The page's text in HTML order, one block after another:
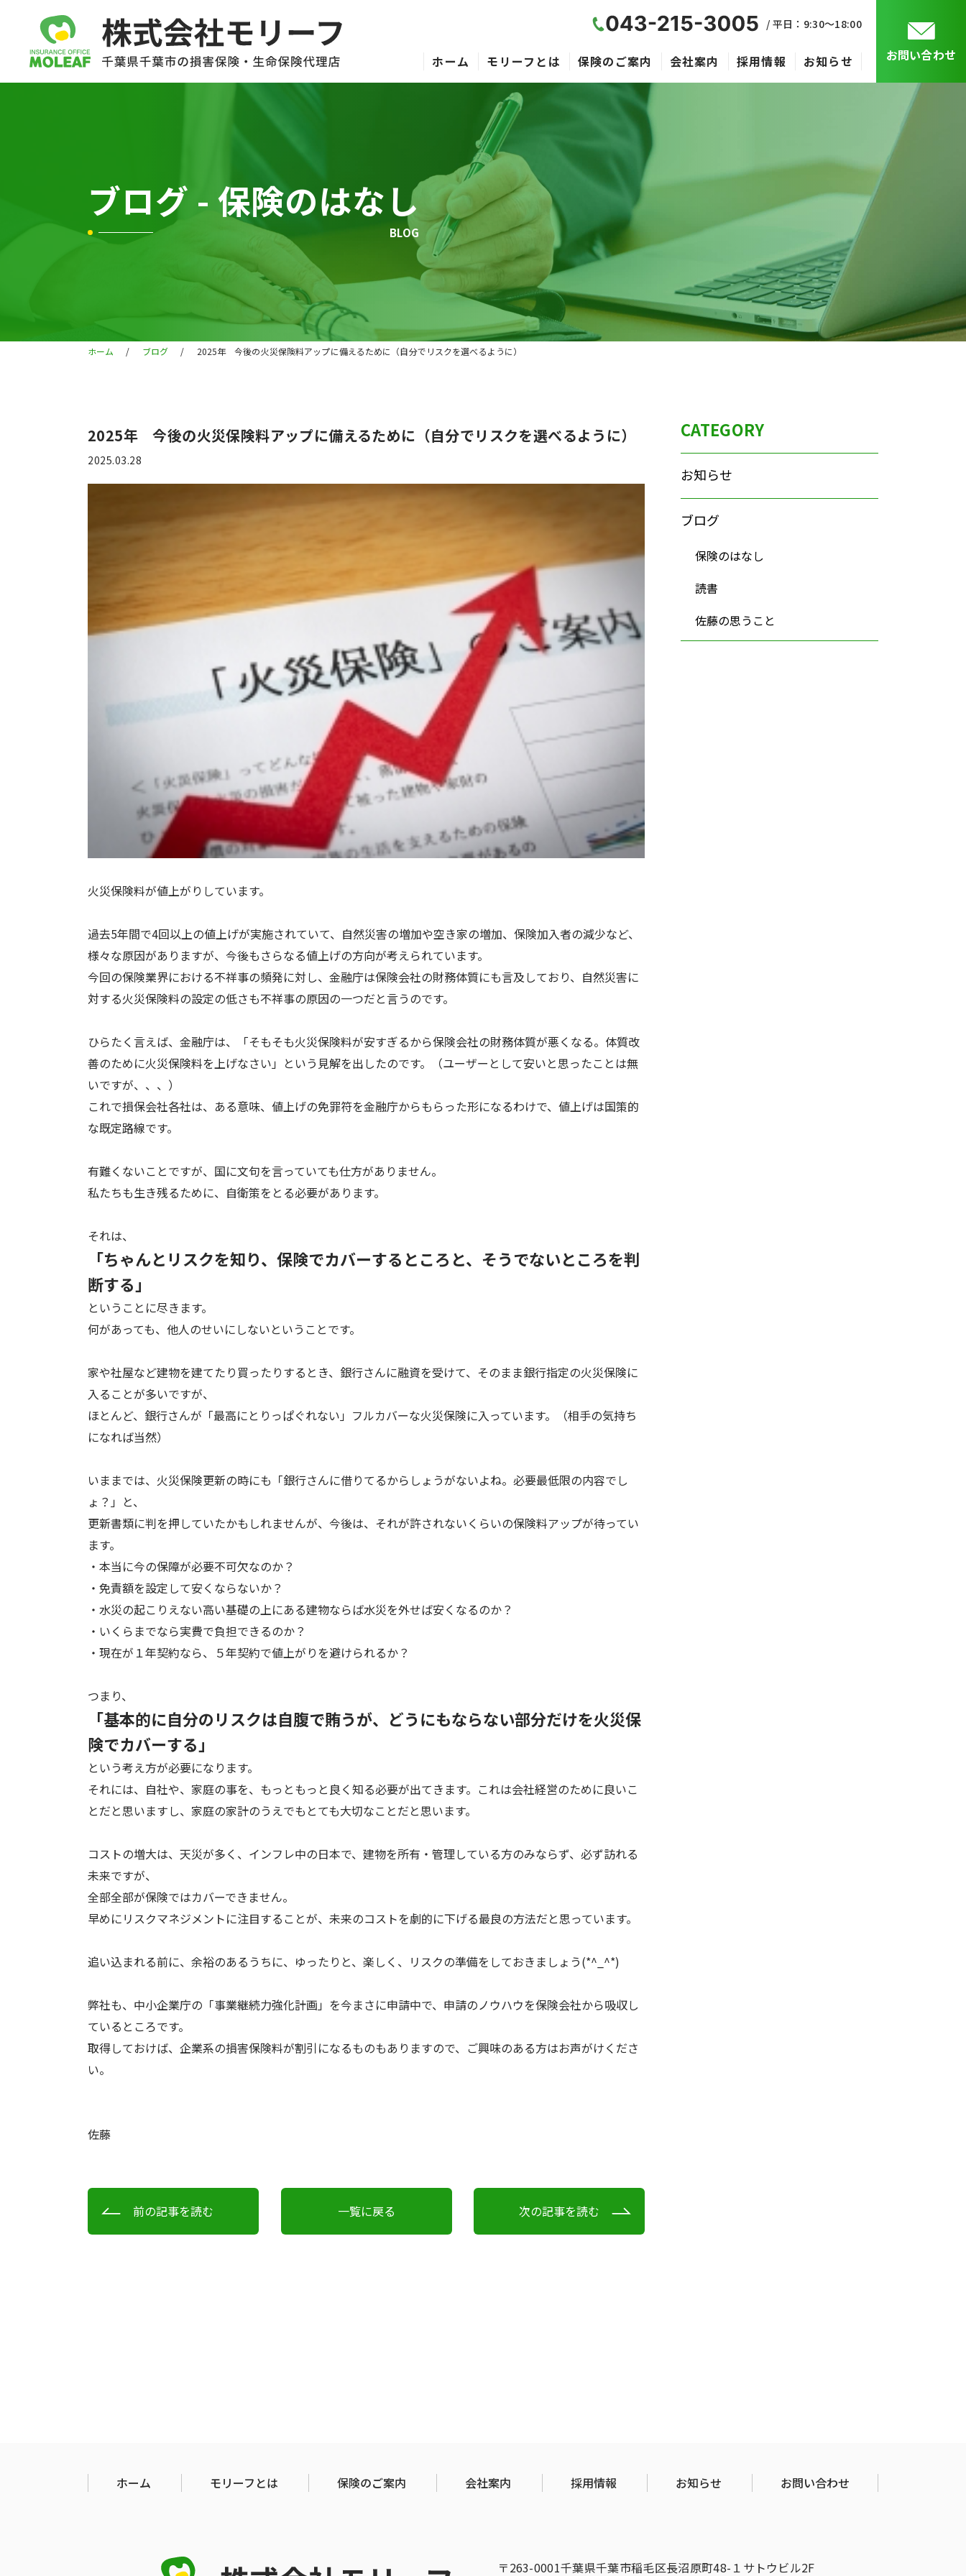
/ 平日：9:30〜18:00
ホーム モリーフとは 保険のご案内 会社案内 採用情報 お知らせ お問い合わせ
ブログ - 保険のはなし
BLOG
ホーム / ブログ / 2025年 今後の火災保険料アップに備えるために（自分でリスクを選べるように）
2025年 今後の火災保険料アップに備えるために（自分でリスクを選べるように）
2025.03.28
火災保険料が値上がりしています。
過去5年間で4回以上の値上げが実施されていて、自然災害の増加や空き家の増加、保険加入者の減少など、
様々な原因がありますが、今後もさらなる値上げの方向が考えられています。
今回の保険業界における不祥事の頻発に対し、金融庁は保険会社の財務体質にも言及しており、自然災害に
対する火災保険料の設定の低さも不祥事の原因の一つだと言うのです。
ひらたく言えば、金融庁は、「そもそも火災保険料が安すぎるから保険会社の財務体質が悪くなる。体質改
善のために火災保険料を上げなさい」という見解を出したのです。（ユーザーとして安いと思ったことは無
いですが、、、）
これで損保会社各社は、ある意味、値上げの免罪符を金融庁からもらった形になるわけで、値上げは国策的
な既定路線です。
有難くないことですが、国に文句を言っていても仕方がありません。
私たちも生き残るために、自衛策をとる必要があります。
それは、
「ちゃんとリスクを知り、保険でカバーするところと、そうでないところを判
断する」
ということに尽きます。
何があっても、他人のせいにしないということです。
家や社屋など建物を建てたり買ったりするとき、銀行さんに融資を受けて、そのまま銀行指定の火災保険に
入ることが多いですが、
ほとんど、銀行さんが「最高にとりっぱぐれない」フルカバーな火災保険に入っています。（相手の気持ち
になれば当然）
いままでは、火災保険更新の時にも「銀行さんに借りてるからしょうがないよね。必要最低限の内容でし
ょ？」と、
更新書類に判を押していたかもしれませんが、今後は、それが許されないくらいの保険料アップが待ってい
ます。
・本当に今の保障が必要不可欠なのか？
・免責額を設定して安くならないか？
・水災の起こりえない高い基礎の上にある建物ならば水災を外せば安くなるのか？
・いくらまでなら実費で負担できるのか？
・現在が１年契約なら、５年契約で値上がりを避けられるか？
つまり、
「基本的に自分のリスクは自腹で賄うが、どうにもならない部分だけを火災保
険でカバーする」
という考え方が必要になります。
それには、自社や、家庭の事を、もっともっと良く知る必要が出てきます。これは会社経営のために良いこ
とだと思いますし、家庭の家計のうえでもとても大切なことだと思います。
コストの増大は、天災が多く、インフレ中の日本で、建物を所有・管理している方のみならず、必ず訪れる
未来ですが、
全部全部が保険ではカバーできません。
早めにリスクマネジメントに注目することが、未来のコストを劇的に下げる最良の方法だと思っています。
追い込まれる前に、余裕のあるうちに、ゆったりと、楽しく、リスクの準備をしておきましょう(*^_^*)
弊社も、中小企業庁の「事業継続力強化計画」を今まさに申請中で、申請のノウハウを保険会社から吸収し
ているところです。
取得しておけば、企業系の損害保険料が割引になるものもありますので、ご興味のある方はお声がけくださ
い。
佐藤
前の記事を読む 一覧に戻る 次の記事を読む
CATEGORY
お知らせ
ブログ
保険のはなし
読書
佐藤の思うこと
ホーム モリーフとは 保険のご案内 会社案内 採用情報 お知らせ お問い合わせ
〒263-0001千葉県千葉市稲毛区長沼原町48-１サトウビル2F